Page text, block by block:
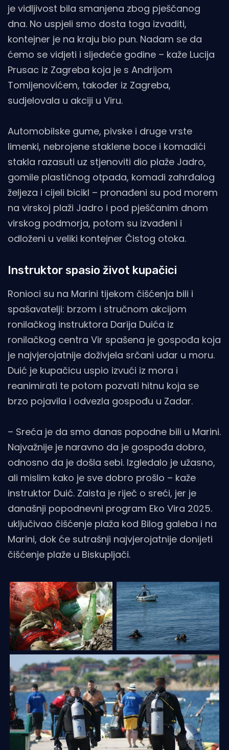
je vidljivost bila smanjena zbog pješčanog
dna. No uspjeli smo dosta toga izvaditi,
kontejner je na kraju bio pun. Nadam se da
ćemo se vidjeti i sljedeće godine – kaže Lucija
Prusac iz Zagreba koja je s Andrijom
Tomljenovićem, također iz Zagreba,
sudjelovala u akciji u Viru.
Automobilske gume, pivske i druge vrste
limenki, nebrojene staklene boce i komadići
stakla razasuti uz stjenoviti dio plaže Jadro,
gomile plastičnog otpada, komadi zahrđalog
željeza i cijeli bicikl – pronađeni su pod morem
na virskoj plaži Jadro i pod pješčanim dnom
virskog podmorja, potom su izvađeni i
odloženi u veliki kontejner Čistog otoka.
Instruktor spasio život kupačici
Ronioci su na Marini tijekom čišćenja bili i
spašavatelji: brzom i stručnom akcijom
ronilačkog instruktora Darija Duića iz
ronilačkog centra Vir spašena je gospođa koja
je najvjerojatnije doživjela srčani udar u moru.
Duić je kupačicu uspio izvući iz mora i
reanimirati te potom pozvati hitnu koja se
brzo pojavila i odvezla gospođu u Zadar.
– Sreća je da smo danas popodne bili u Marini.
Najvažnije je naravno da je gospođa dobro,
odnosno da je došla sebi. Izgledalo je užasno,
ali mislim kako je sve dobro prošlo – kaže
instruktor Duić. Zaista je riječ o sreći, jer je
današnji popodnevni program Eko Vira 2025.
uključivao čišćenje plaža kod Bilog galeba i na
Marini, dok će sutrašnji najvjerojatnije donijeti
čišćenje plaže u Biskupljači.